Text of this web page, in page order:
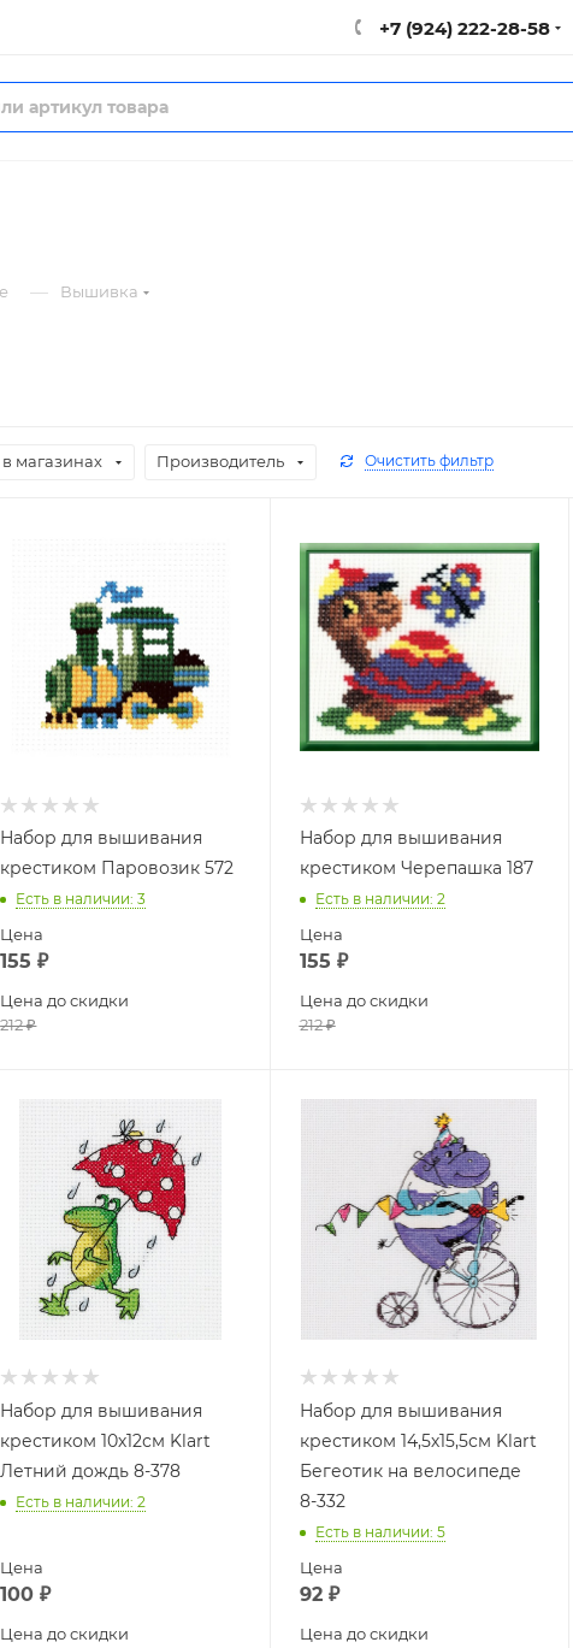
+7 (924) 222-28-58
— Вышивка
магазинах Производитель Очистить фильтр
Набор для вышивания
крестиком Паровозик 572
Есть в наличии: 3
Цена
155 ₽
Цена до скидки
212₽
Набор для вышивания
крестиком Черепашка 187
Есть в наличии: 2
Цена
155 ₽
Цена до скидки
212₽
Набор для вышивания
крестиком 10х12см Klart
Летний дождь 8-378
Есть в наличии: 2
Цена
100 ₽
Цена до скидки
Набор для вышивания
крестиком 14,5х15,5см Klart
Бегеотик на велосипеде
8-332
Есть в наличии: 5
Цена
92₽
Цена до скидки